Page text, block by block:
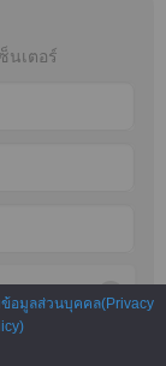
นเตอร์
อมูลส่วนบุคคล(Privacy